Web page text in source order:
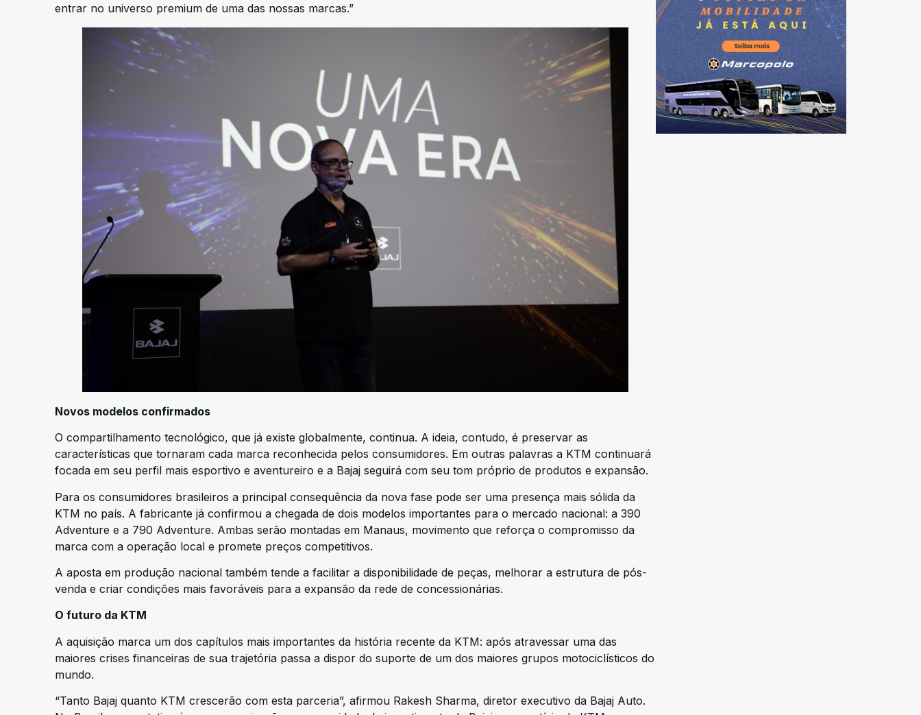
entrar no universo premium de uma das nossas marcas.”
Novos modelos confirmados
O compartilhamento tecnológico, que já existe globalmente, continua. A ideia, contudo, é preservar as
características que tornaram cada marca reconhecida pelos consumidores. Em outras palavras a KTM continuará
focada em seu perfil mais esportivo e aventureiro e a Bajaj seguirá com seu tom próprio de produtos e expansão.
Para os consumidores brasileiros a principal consequência da nova fase pode ser uma presença mais sólida da
KTM no país. A fabricante já confirmou a chegada de dois modelos importantes para o mercado nacional: a 390
Adventure e a 790 Adventure. Ambas serão montadas em Manaus, movimento que reforça o compromisso da
marca com a operação local e promete preços competitivos.
A aposta em produção nacional também tende a facilitar a disponibilidade de peças, melhorar a estrutura de pós-
venda e criar condições mais favoráveis para a expansão da rede de concessionárias.
O futuro da KTM
A aquisição marca um dos capítulos mais importantes da história recente da KTM: após atravessar uma das
maiores crises financeiras de sua trajetória passa a dispor do suporte de um dos maiores grupos motociclísticos do
mundo.
“Tanto Bajaj quanto KTM crescerão com esta parceria”, afirmou Rakesh Sharma, diretor executivo da Bajaj Auto.